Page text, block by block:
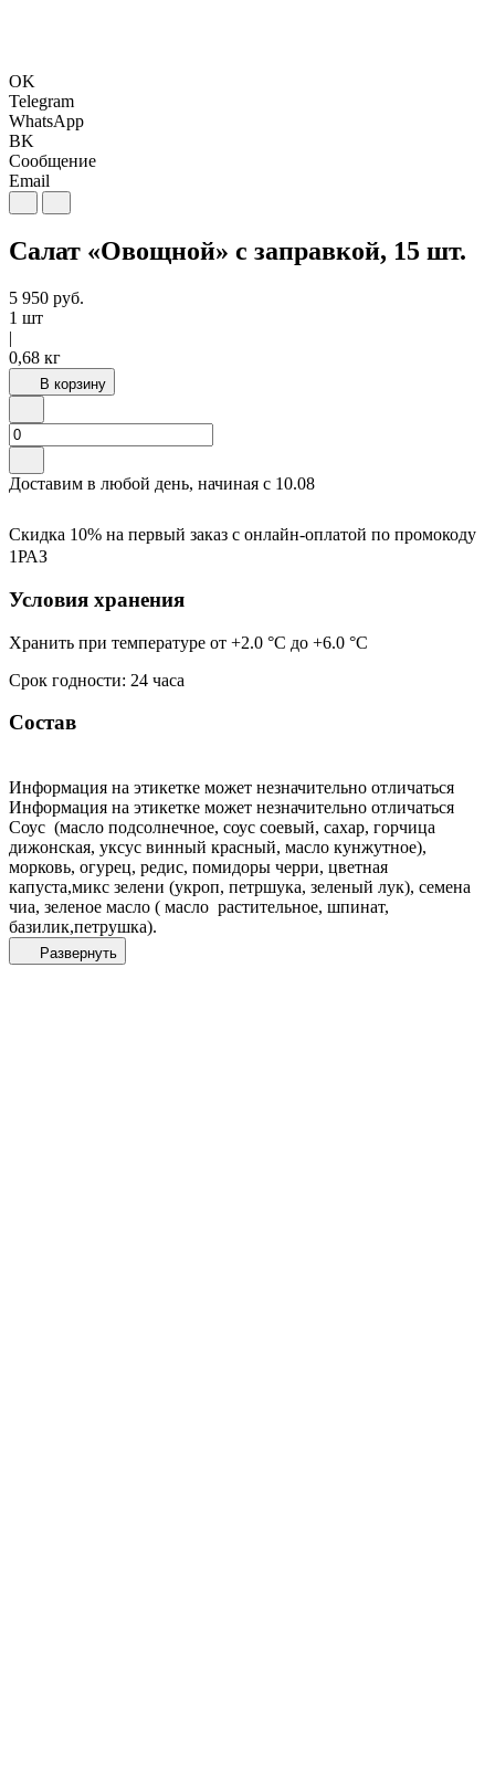
OK
Telegram
WhatsApp
BK
Сообщение
Email
Салат «Овощной» с заправкой, 15 шт.
5 950 руб.
1 шт
|
0,68 кг
В корзину
Доставим в любой день, начиная с 10.08
Скидка 10% на первый заказ с онлайн-оплатой по промокоду
1РАЗ
Условия хранения
Хранить при температуре от +2.0 °С до +6.0 °С
Срок годности: 24 часа
Состав
Информация на этикетке может незначительно отличаться
Информация на этикетке может незначительно отличаться
Соус (масло подсолнечное, соус соевый, сахар, горчица
дижонская, уксус винный красный, масло кунжутное),
морковь, огурец, редис, помидоры черри, цветная
капуста,микс зелени (укроп, петршука, зеленый лук), семена
чиа, зеленое масло ( масло растительное, шпинат,
базилик,петрушка).
Развернуть